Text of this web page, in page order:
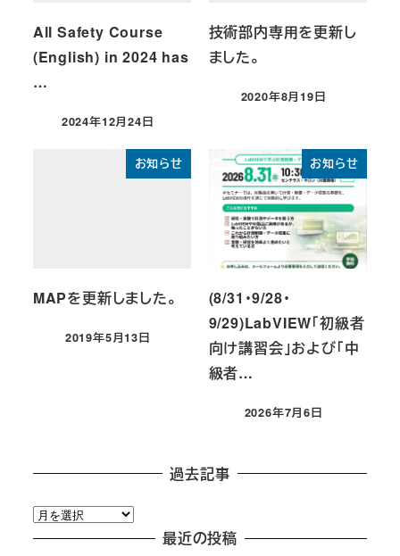
All Safety Course
(English) in 2024 has
…
投稿日
2024年12月24日
技術部内専用を更新し
ました。
投稿日
2020年8月19日
お知らせ
MAPを更新しました。
投稿日
2019年5月13日
お知らせ
(8/31・9/28・
9/29)LabVIEW「初級者
向け講習会」および「中
級者…
投稿日
2026年7月6日
過去記事
過
去
最近の投稿